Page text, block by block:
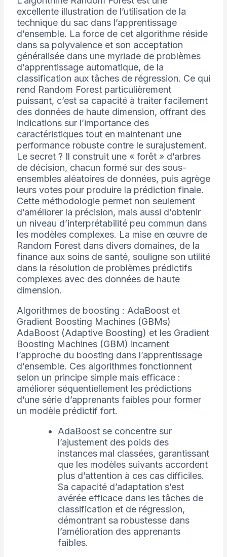
excellente illustration de l’utilisation de la
technique du sac dans l’apprentissage
d’ensemble. La force de cet algorithme réside
dans sa polyvalence et son acceptation
généralisée dans une myriade de problèmes
d’apprentissage automatique, de la
classification aux tâches de régression. Ce qui
rend Random Forest particulièrement
puissant, c’est sa capacité à traiter facilement
des données de haute dimension, offrant des
indications sur l’importance des
caractéristiques tout en maintenant une
performance robuste contre le surajustement.
Le secret ? Il construit une « forêt » d’arbres
de décision, chacun formé sur des sous-
ensembles aléatoires de données, puis agrège
leurs votes pour produire la prédiction finale.
Cette méthodologie permet non seulement
d’améliorer la précision, mais aussi d’obtenir
un niveau d’interprétabilité peu commun dans
les modèles complexes. La mise en œuvre de
Random Forest dans divers domaines, de la
finance aux soins de santé, souligne son utilité
dans la résolution de problèmes prédictifs
complexes avec des données de haute
dimension.
Algorithmes de boosting : AdaBoost et
Gradient Boosting Machines (GBMs)
AdaBoost (Adaptive Boosting) et les Gradient
Boosting Machines (GBM) incarnent
l’approche du boosting dans l’apprentissage
d’ensemble. Ces algorithmes fonctionnent
selon un principe simple mais efficace :
améliorer séquentiellement les prédictions
d’une série d’apprenants faibles pour former
un modèle prédictif fort.
AdaBoost se concentre sur
l’ajustement des poids des
instances mal classées, garantissant
que les modèles suivants accordent
plus d’attention à ces cas difficiles.
Sa capacité d’adaptation s’est
avérée efficace dans les tâches de
classification et de régression,
démontrant sa robustesse dans
l’amélioration des apprenants
faibles.